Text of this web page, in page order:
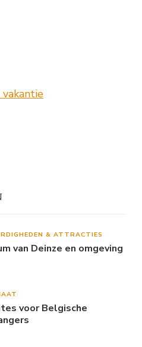
& ATTRACTIES
van Deinze en omgeving
voor Belgische